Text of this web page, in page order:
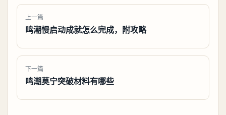
上一篇
鸣潮慢启动成就怎么完成，附攻略
下一篇
鸣潮莫宁突破材料有哪些